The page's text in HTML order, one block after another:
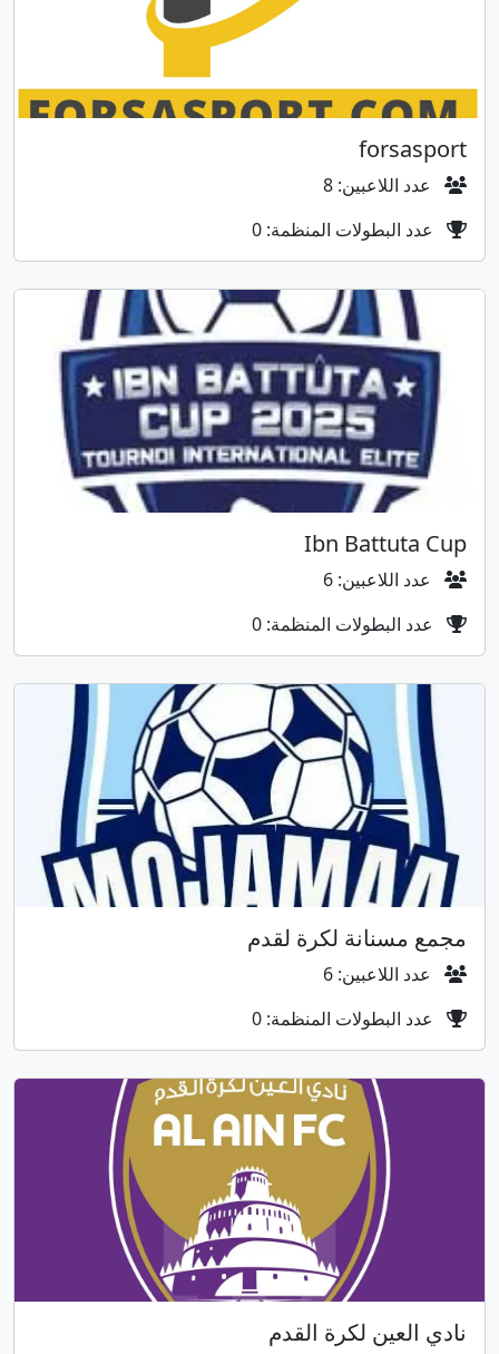
forsasport
عدد اللاعبين: 8
عدد البطولات المنظمة: 0
Ibn Battuta Cup
عدد اللاعبين: 6
عدد البطولات المنظمة: 0
مجمع مسنانة لكرة لقدم
عدد اللاعبين: 6
عدد البطولات المنظمة: 0
نادي العين لكرة القدم